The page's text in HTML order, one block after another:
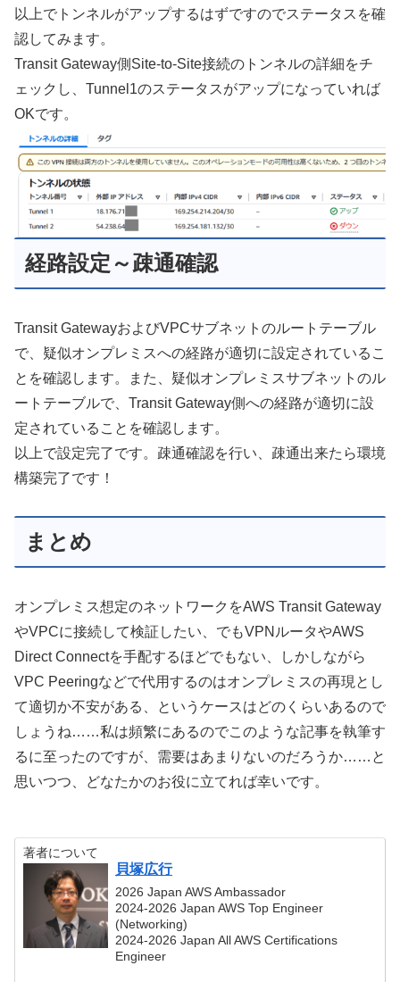
以上でトンネルがアップするはずですのでステータスを確
認してみます。
Transit Gateway側Site-to-Site接続のトンネルの詳細をチ
ェックし、Tunnel1のステータスがアップになっていれば
OKです。
経路設定～疎通確認
Transit GatewayおよびVPCサブネットのルートテーブル
で、疑似オンプレミスへの経路が適切に設定されているこ
とを確認します。また、疑似オンプレミスサブネットのル
ートテーブルで、Transit Gateway側への経路が適切に設
定されていることを確認します。
以上で設定完了です。疎通確認を行い、疎通出来たら環境
構築完了です！
まとめ
オンプレミス想定のネットワークをAWS Transit Gateway
やVPCに接続して検証したい、でもVPNルータやAWS
Direct Connectを手配するほどでもない、しかしながら
VPC Peeringなどで代用するのはオンプレミスの再現とし
て適切か不安がある、というケースはどのくらいあるので
しょうね……私は頻繁にあるのでこのような記事を執筆す
るに至ったのですが、需要はあまりないのだろうか……と
思いつつ、どなたかのお役に立てれば幸いです。
著者について
貝塚広行
2026 Japan AWS Ambassador
2024-2026 Japan AWS Top Engineer
(Networking)
2024-2026 Japan All AWS Certifications
Engineer